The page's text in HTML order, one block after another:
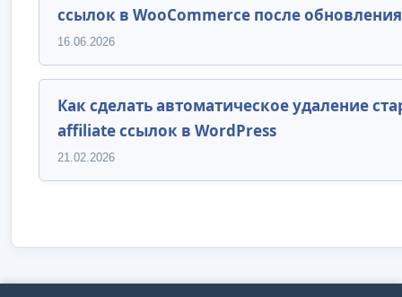
ссылок в WooCommerce после обновления
16.06.2026
Как сделать автоматическое удаление
affiliate ссылок в WordPress
21.02.2026